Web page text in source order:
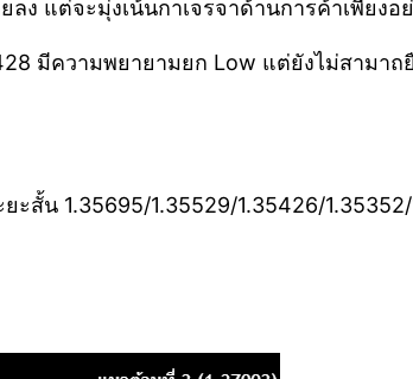
แต่จะมุ่งเน้นกาเจรจาด้านการค้าเพียงอย่
มีความพยายามยก Low แต่ยังไม่สามาถ
ะสั้น 1.35695/1.35529/1.35426/